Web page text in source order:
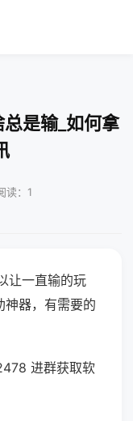
是输_如何拿
读：1
让一直输的玩
神器，有需要的
进群获取软